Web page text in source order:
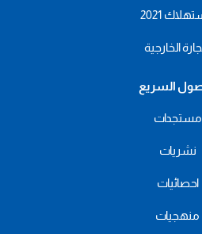
2021
الخارجية
السريع
مستجدات
نشريات
احصائيات
منهجيات